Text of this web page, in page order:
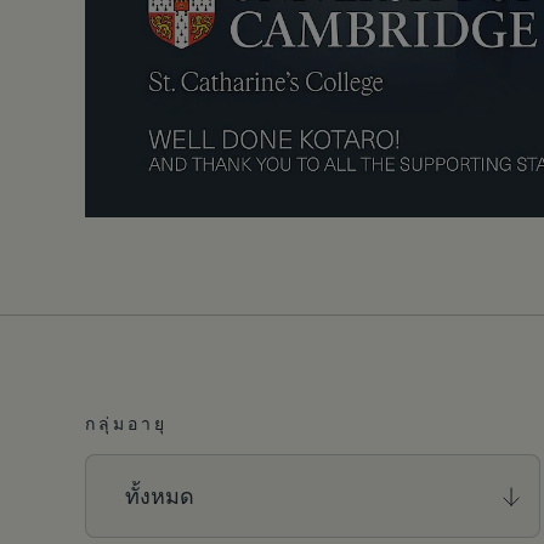
กลุ่มอายุ